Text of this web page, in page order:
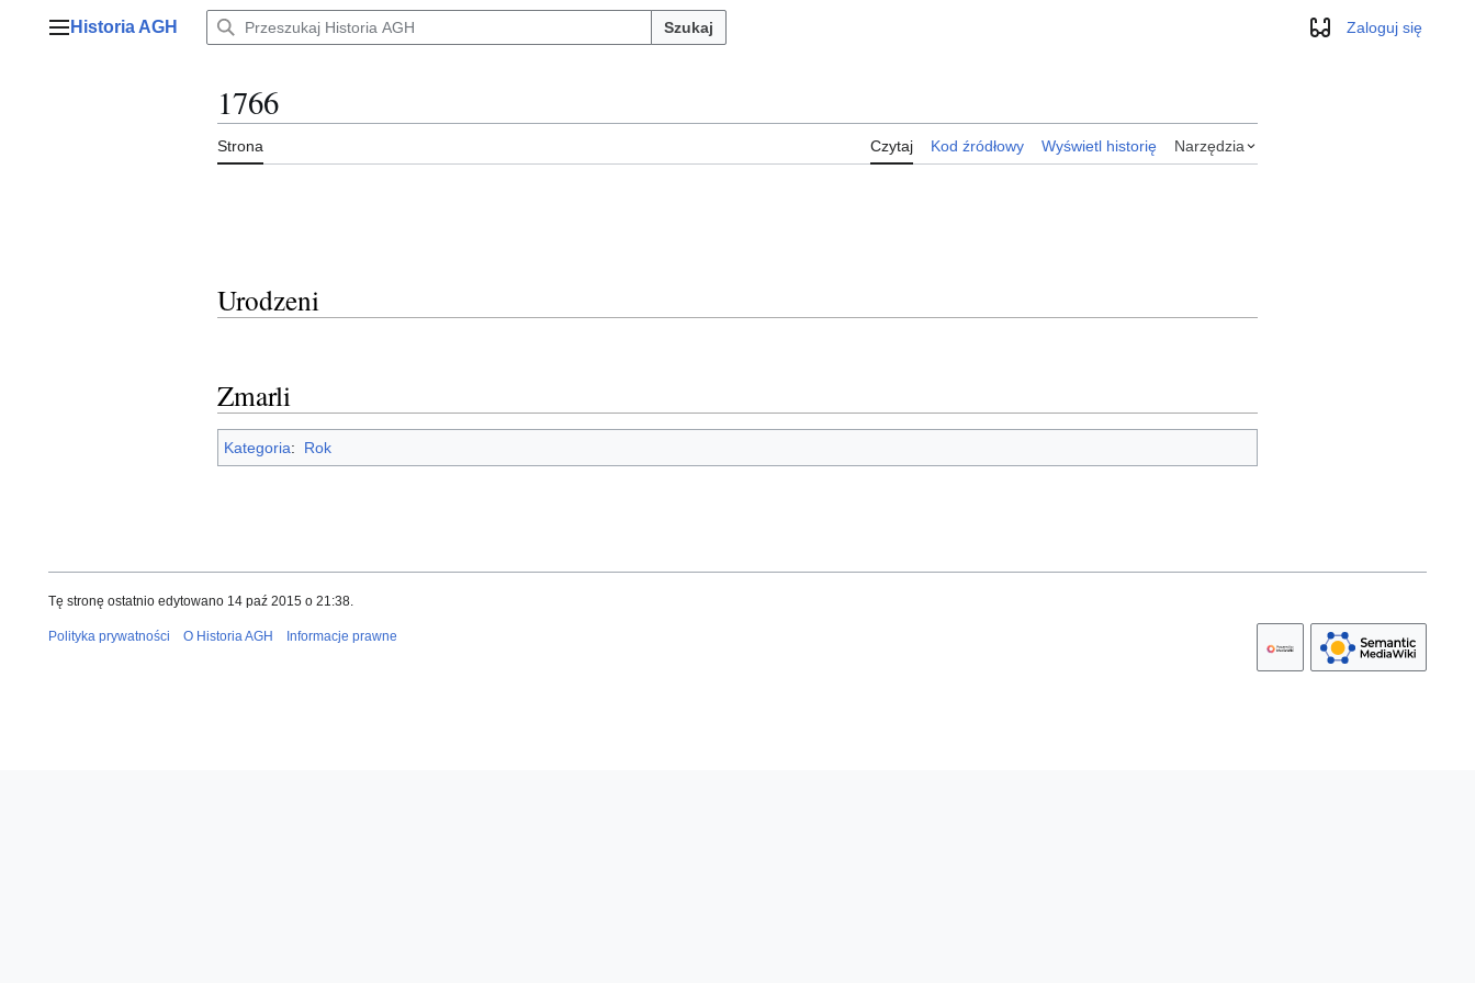
Menu główne
Historia AGH Szukaj WyglądZaloguj się
1766
Strona Czytaj Kod źródłowy Wyświetl historię Narzędzia
Urodzeni
Zmarli
Kategoria: Rok
Tę stronę ostatnio edytowano 14 paź 2015 o 21:38.
Polityka prywatności O Historia AGH Informacje prawne